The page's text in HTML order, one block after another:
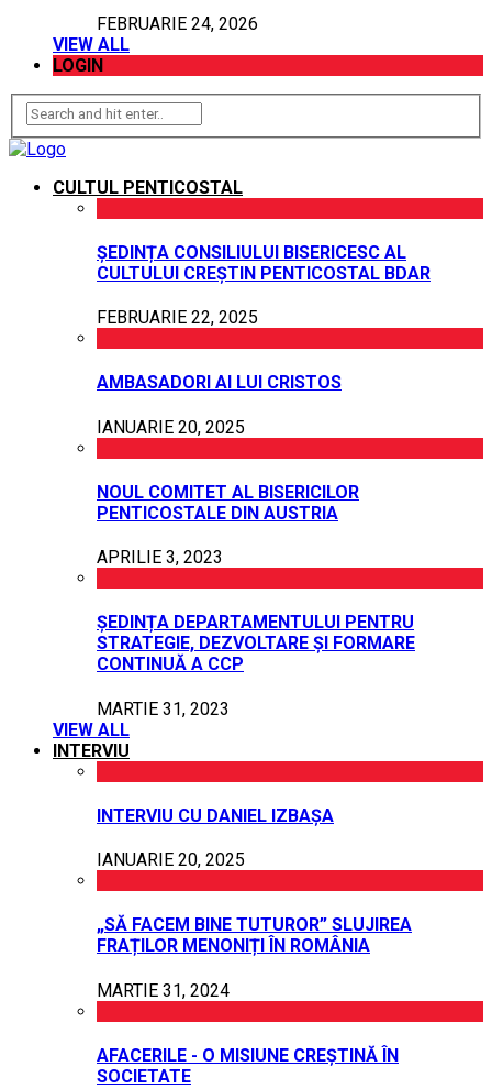
FEBRUARIE 24, 2026
VIEW ALL
LOGIN
CULTUL PENTICOSTAL
ȘEDINȚA CONSILIULUI BISERICESC AL
CULTULUI CREȘTIN PENTICOSTAL BDAR
FEBRUARIE 22, 2025
AMBASADORI AI LUI CRISTOS
IANUARIE 20, 2025
NOUL COMITET AL BISERICILOR
PENTICOSTALE DIN AUSTRIA
APRILIE 3, 2023
ȘEDINȚA DEPARTAMENTULUI PENTRU
STRATEGIE, DEZVOLTARE ȘI FORMARE
CONTINUĂ A CCP
MARTIE 31, 2023
VIEW ALL
INTERVIU
INTERVIU CU DANIEL IZBAȘA
IANUARIE 20, 2025
„SĂ FACEM BINE TUTUROR” SLUJIREA
FRAȚILOR MENONIȚI ÎN ROMÂNIA
MARTIE 31, 2024
AFACERILE - O MISIUNE CREȘTINĂ ÎN
SOCIETATE